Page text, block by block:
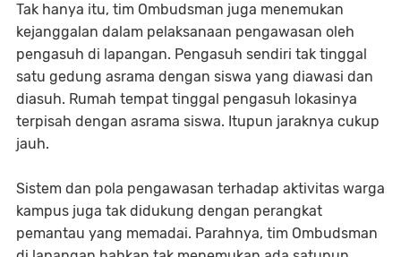
Tak hanya itu, tim Ombudsman juga menemukan
kejanggalan dalam pelaksanaan pengawasan oleh
pengasuh di lapangan. Pengasuh sendiri tak tinggal
satu gedung asrama dengan siswa yang diawasi dan
diasuh. Rumah tempat tinggal pengasuh lokasinya
terpisah dengan asrama siswa. Itupun jaraknya cukup
jauh.
Sistem dan pola pengawasan terhadap aktivitas warga
kampus juga tak didukung dengan perangkat
pemantau yang memadai. Parahnya, tim Ombudsman